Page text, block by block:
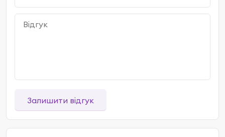
Залишити відгук